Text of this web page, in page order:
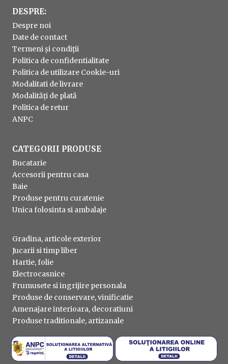
DESPRE:
Despre noi
Date de contact
Termeni și condiții
Politica de confidentialitate
Politica de utilizare Cookie-uri
Modalitati de livrare
Modalități de plată
Politica de retur
ANPC
CATEGORII PRODUSE
Bucatarie
Accesorii pentru casa
Baie
Produse pentru curatenie
Unica folosinta si ambalaje
Gradina, articole exterior
Jucarii si timp liber
Hartie, folie
Electrocasnice
Frumusete si ingrijire personala
Produse de conservare, vinificatie
Amenajare interioara, decoratiuni
Produse traditionale, artizanale